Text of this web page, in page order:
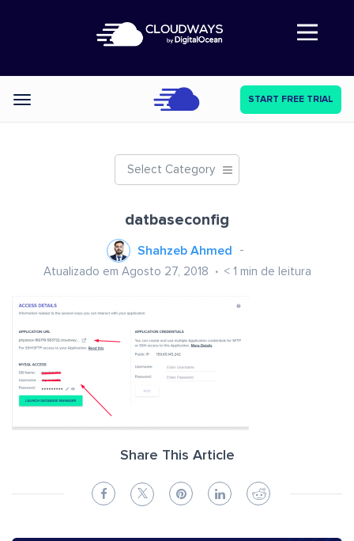
Abre a navegação
Categories START FREE TRIAL
Select Category
datbaseconfig
Shahzeb Ahmed
Atualizado em Agosto 27, 2018 < 1 min de leitura
Share This Article